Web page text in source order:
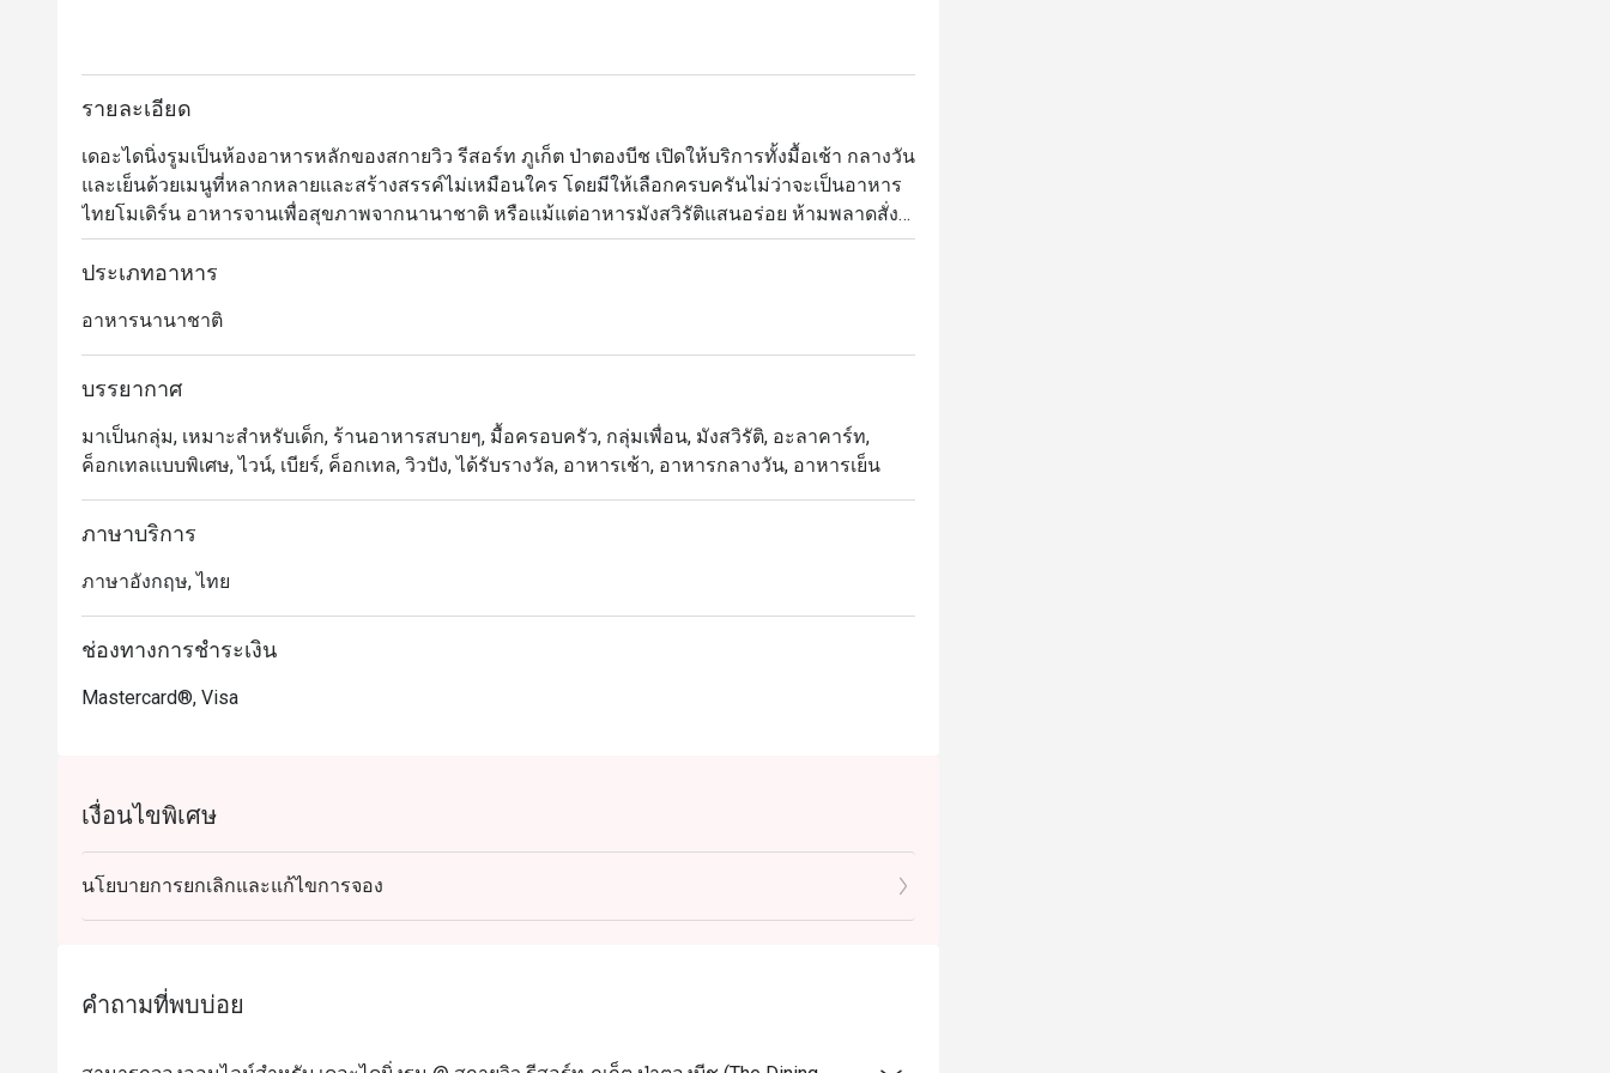
รายละเอียด
เดอะไดนิ่งรูมเป็นห้องอาหารหลักของสกายวิว รีสอร์ท ภูเก็ต ป่าตองบีช เปิดให้บริการทั้งมื้อเช้า กลางวัน
และเย็นด้วยเมนูที่หลากหลายและสร้างสรรค์ไม่เหมือนใคร โดยมีให้เลือกครบครันไม่ว่าจะเป็นอาหาร
ไทยโมเดิร์น อาหารจานเพื่อสุขภาพจากนานาชาติ หรือแม้แต่อาหารมังสวิรัติแสนอร่อย ห้ามพลาดสั่ง
เมนูเด็ดประจำร้านที่มีให้เลือกทั้งต้มยำและต้มข่าเสิร์ฟร้อนๆ มาในชุดหม้อ Infused Soup Pot สำหรับ
คนที่ต้องการชมวิวอ่าวป่าตองให้เลือกนั่งที่เฉลียงด้านนอก
ประเภทอาหาร
อาหารนานาชาติ
บรรยากาศ
มาเป็นกลุ่ม, เหมาะสำหรับเด็ก, ร้านอาหารสบายๆ, มื้อครอบครัว, กลุ่มเพื่อน, มังสวิรัติ, อะลาคาร์ท,
ค็อกเทลแบบพิเศษ, ไวน์, เบียร์, ค็อกเทล, วิวปัง, ได้รับรางวัล, อาหารเช้า, อาหารกลางวัน, อาหารเย็น
ภาษาบริการ
ภาษาอังกฤษ, ไทย
ช่องทางการชำระเงิน
Mastercard®, Visa
เงื่อนไขพิเศษ
นโยบายการยกเลิกและแก้ไขการจอง
คำถามที่พบบ่อย